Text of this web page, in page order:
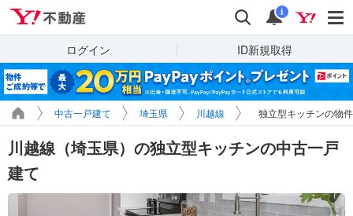
検索 通知
i
ログイン ID新規取得
中古一戸建て 埼玉県 川越線 独立型キッチンの物
川越線（埼玉県）の独立型キッチンの中古一戸
建て